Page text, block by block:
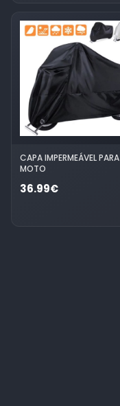
CAPA IMPERMEÁVEL PARA
MOTO
36.99€